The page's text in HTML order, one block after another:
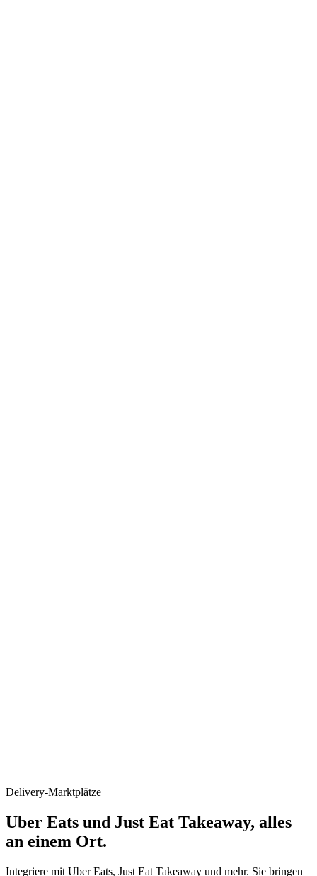
Delivery-Marktplätze
Uber Eats und Just Eat Takeaway, alles
an einem Ort.
Integriere mit Uber Eats, Just Eat Takeaway und mehr. Sie bringen